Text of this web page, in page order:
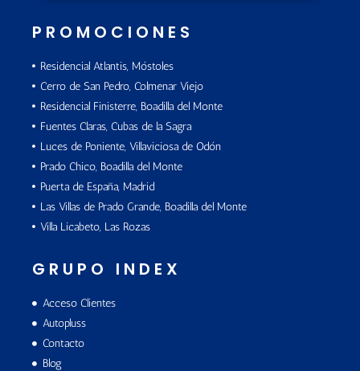
PROMOCIONES
Residencial Atlantis, Móstoles
Cerro de San Pedro, Colmenar Viejo
Residencial Finisterre, Boadilla del Monte
Fuentes Claras, Cubas de la Sagra
Luces de Poniente, Villaviciosa de Odón
Prado Chico, Boadilla del Monte
Puerta de España, Madrid
Las Villas de Prado Grande, Boadilla del Monte
Villa Licabeto, Las Rozas
GRUPO INDEX
Acceso Clientes
Autopluss
Contacto
Blog